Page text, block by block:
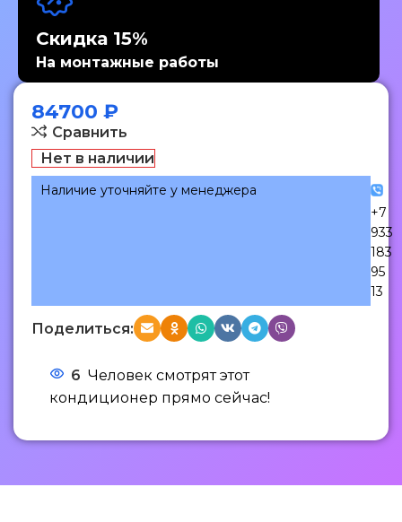
Скидка 15%
На монтажные работы
84700 ₽
Сравнить
Нет в наличии
Наличие уточняйте у менеджера
+7
933
183
95
13
Поделиться:
6 Человек смотрят этот
кондиционер прямо сейчас!